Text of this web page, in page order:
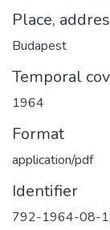
Place,
Budapest
Temporal
1964
Format
application/pdf
Identifier
792-1964-08-